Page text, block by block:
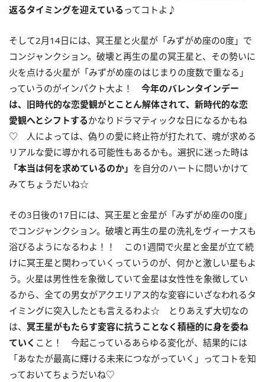
返るタイミングを迎えている ってコトよ♪
そして2月14日には、冥王星と火星が「みずがめ座の0度」で
コンジャンクション。破壊と再生の星の冥王星と、その勢いに
火を点ける火星が「みずがめ座のはじまりの度数で重なる」
っていうのがインパクト大よ！ 今年のバレンタインデー
は、旧時代的な恋愛観がとことん解体されて、新時代的な恋
愛観へとシフトするかなりドラマティックな日になるかもね
♡ 人によっては、偽りの愛に終止符が打たれて、魂が求める
リアルな愛に導かれる可能性もあるかも。選択に迷った時は
「本当は何を求めているのか」 を自分のハートに問いかけて
みてちょうだいね☆
その3日後の17日には、冥王星と金星が「みずがめ座の0度」
でコンジャンクション。破壊と再生の星の洗礼をヴィーナスも
浴びるようになるわよ！！ この1週間で火星と金星が立て続
けに冥王星と関わっていくっていうのが、何かと激しい星もよ
う。火星は男性性を象徴していて金星は女性性を象徴してい
るから、全ての男女がアクエリアス的な変容にいざなわれるタ
イミングに突入したとも言えるわよ☆ とりあえず大切なの
は、 冥王星がもたらす変容に抗うことなく積極的に身を委ね
ていく こと！ 今起こっているあらゆる変化が、結果的には
「あなたが最高に輝ける未来につながっていく」ってコトを知
っておいてちょうだいね♡